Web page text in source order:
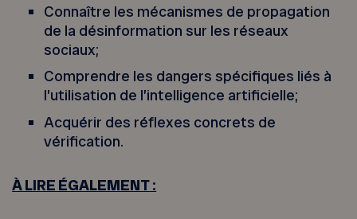
Connaître les mécanismes de propagation
de la désinformation sur les réseaux
sociaux;
Comprendre les dangers spécifiques liés à
l’utilisation de l’intelligence artificielle;
Acquérir des réflexes concrets de
vérification.
À LIRE ÉGALEMENT :